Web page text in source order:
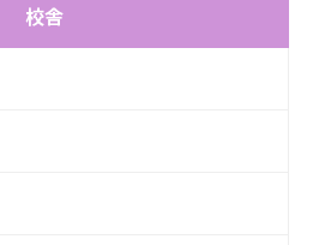
校舎